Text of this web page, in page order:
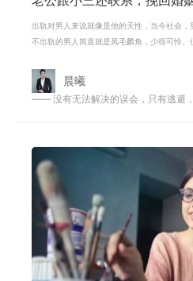
出轨对男人来说就像是他的天性，当今社会，
不出轨的男人简直就是凤毛麟角，少得可怜
晨曦
—— 没有无法解决的误会，只有逃避